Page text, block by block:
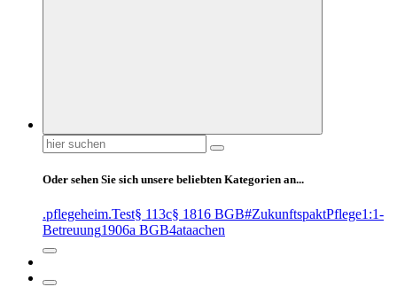
Suchen
nach:
Oder sehen Sie sich unsere beliebten Kategorien an...
.pflegeheim.Test§ 113c§ 1816 BGB#ZukunftspaktPflege1:1-
Betreuung1906a BGB4ataachen